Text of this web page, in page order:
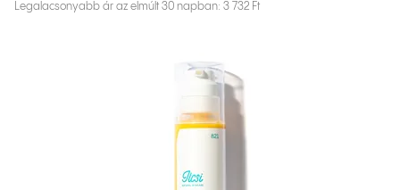
Legalacsonyabb ár az elmúlt 30 napban: 3 732 Ft